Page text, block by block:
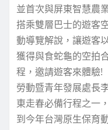
並首次與屏東智慧農
搭乘雙層巴士的遊客
動導覽解說，讓遊客
獲得與食蛇龜的空拍
程，邀請遊客來體驗!
勞動暨青年發展處長
東走春必備行程之一
到今年台灣原生保育